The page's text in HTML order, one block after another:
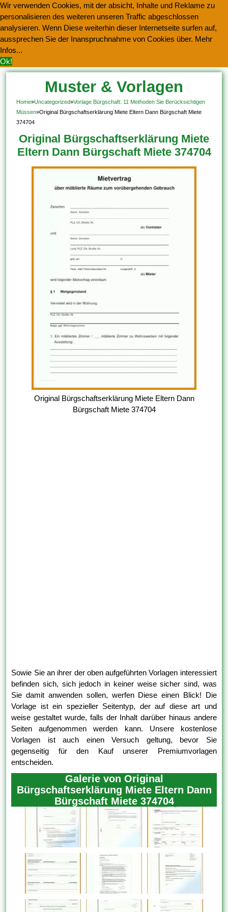
Wir verwenden Cookies, mit der absicht, Inhalte und Reklame zu
personalisieren des weiteren unseren Traffic abgeschlossen
analysieren. Wenn Diese weiterhin dieser Internetseite surfen auf,
aussprechen Sie der Inanspruchnahme von Cookies über. Mehr
Infos...
Ok!
Muster & Vorlagen
Kostenlos Herunterladen
Home»Uncategorized»Vorlage Bürgschaft: 11 Methoden Sie Berücksichtigen
Müssen»Original Bürgschaftserklärung Miete Eltern Dann Bürgschaft Miete
374704
Original Bürgschaftserklärung Miete
Eltern Dann Bürgschaft Miete 374704
Original Bürgschaftserklärung Miete Eltern Dann
Bürgschaft Miete 374704
Sowie Sie an ihrer der oben aufgeführten Vorlagen interessiert
befinden sich, sich jedoch in keiner weise sicher sind, was
Sie damit anwenden sollen, werfen Diese einen Blick! Die
Vorlage ist ein spezieller Seitentyp, der auf diese art und
weise gestaltet wurde, falls der Inhalt darüber hinaus andere
Seiten aufgenommen werden kann. Unsere kostenlose
Vorlagen ist auch einen Versuch geltung, bevor Sie
gegenseitig für den Kauf unserer Premiumvorlagen
entscheiden.
Galerie von Original
Bürgschaftserklärung Miete Eltern Dann
Bürgschaft Miete 374704